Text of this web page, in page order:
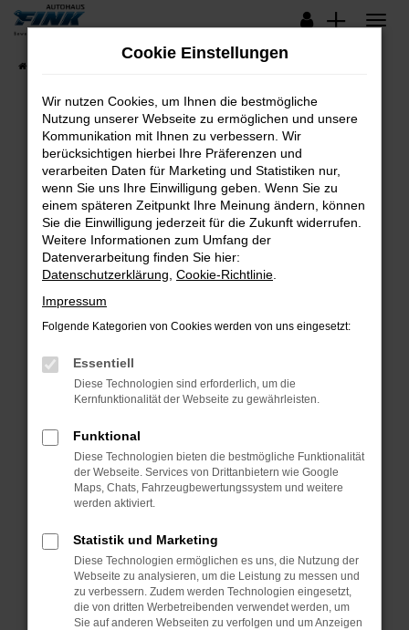
Zum
springen
Lagerfahrzeuge
Fehler: Network Error
Beim Laden ist ein Fehler aufgetreten.
Hier sind ein paar Tipps, die dir helfen können:
Überprüfe deine Firewall und deine
Internetverbindung.
Laden andere Webseiten, zum Beispiel deine
Suchmaschine?
Prüfe deine Browsererweiterungen.
können das Laden bestimmter Seiten
verhindern. Funktioniert die Seite in einem
anderen Browser oder in einem privaten
Starte dein Gerät neu.
Das kann manchmal helfen, vorübergehende
Probleme zu beheben.
Betriebssystem auf dem neuesten Stand
sind.
Veraltete Software birgt nicht nur ein
Sicherheitsrisiko, sondern kann auch dazu
führen, dass bestimmte Funktionen nicht mehr
Cookie Einstellungen
Wir nutzen Cookies, um Ihnen die bestmögliche
Nutzung unserer Webseite zu ermöglichen und unsere
Kommunikation mit Ihnen zu verbessern. Wir
berücksichtigen hierbei Ihre Präferenzen und
verarbeiten Daten für Marketing und Statistiken nur,
wenn Sie uns Ihre Einwilligung geben. Wenn Sie zu
einem späteren Zeitpunkt Ihre Meinung ändern, können
Sie die Einwilligung jederzeit für die Zukunft widerrufen.
Weitere Informationen zum Umfang der
Datenverarbeitung finden Sie hier:
Datenschutzerklärung Cookie-Richtlinie
Impressum
Folgende Kategorien von Cookies werden von uns eingesetzt:
Essentiell
Diese Technologien sind erforderlich, um die
Kernfunktionalität der Webseite zu gewährleisten.
Funktional
Diese Technologien bieten die bestmögliche Funktionalität
der Webseite. Services von Drittanbietern wie Google
Maps, Chats, Fahrzeugbewertungssystem und weitere
werden aktiviert.
Statistik und Marketing
Diese Technologien ermöglichen es uns, die Nutzung der
Webseite zu analysieren, um die Leistung zu messen und
zu verbessern. Zudem werden Technologien eingesetzt,
die von dritten Werbetreibenden verwendet werden, um
Sie auf anderen Webseiten zu verfolgen und um Anzeigen